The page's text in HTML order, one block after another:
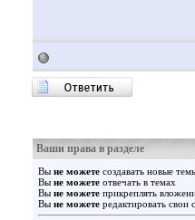
Ваши права в разделе
Вы не можете создавать новые
Вы не можете отвечать в темах
Вы не можете прикреплять
Вы не можете редактировать свои